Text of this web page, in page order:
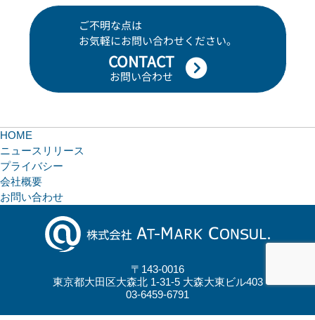
ご不明な点は
お気軽にお問い合わせください。
CONTACT
お問い合わせ
HOME
ニュースリリース
プライバシー
会社概要
お問い合わせ
〒143-0016
東京都大田区大森北 1-31-5 大森大東ビル403
03-6459-6791